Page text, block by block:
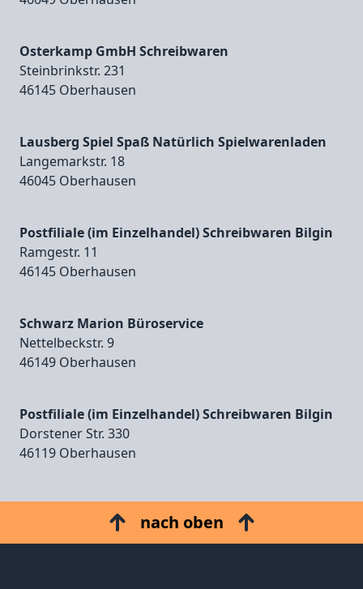
Osterkamp GmbH Schreibwaren
Steinbrinkstr. 231
46145 Oberhausen
Lausberg Spiel Spaß Natürlich Spielwarenladen
Langemarkstr. 18
46045 Oberhausen
Postfiliale (im Einzelhandel) Schreibwaren Bilgin
Ramgestr. 11
46145 Oberhausen
Schwarz Marion Büroservice
Nettelbeckstr. 9
46149 Oberhausen
Postfiliale (im Einzelhandel) Schreibwaren Bilgin
Dorstener Str. 330
46119 Oberhausen
nach oben